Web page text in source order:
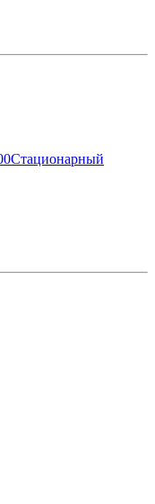
Стационарный